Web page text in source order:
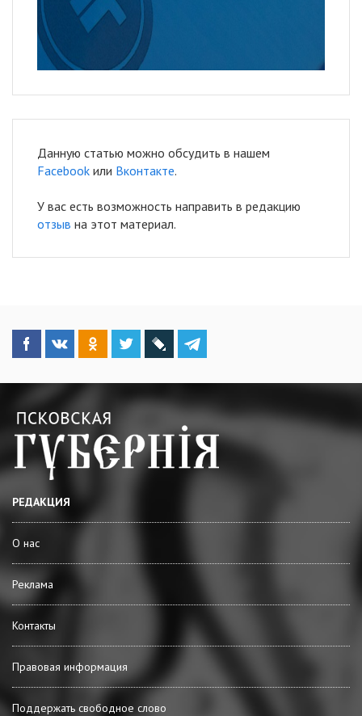
Данную статью можно обсудить в нашем
Facebook или Вконтакте.
У вас есть возможность направить в редакцию
отзыв на этот материал.
РЕДАКЦИЯ
О нас
Реклама
Контакты
Правовая информация
Поддержать свободное слово